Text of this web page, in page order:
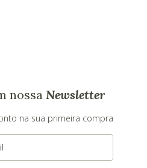
nossa Newsletter
na sua primeira compra